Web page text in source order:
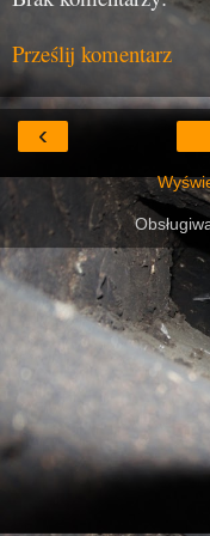
Prześlij komentarz
‹